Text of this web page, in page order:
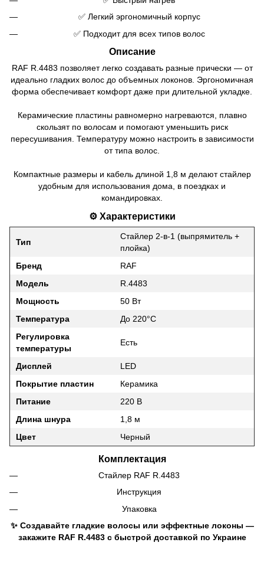
✅ Легкий эргономичный корпус
✅ Подходит для всех типов волос
Описание
RAF R.4483 позволяет легко создавать разные прически — от
идеально гладких волос до объемных локонов. Эргономичная
форма обеспечивает комфорт даже при длительной укладке.
Керамические пластины равномерно нагреваются, плавно
скользят по волосам и помогают уменьшить риск
пересушивания. Температуру можно настроить в зависимости
от типа волос.
Компактные размеры и кабель длиной 1,8 м делают стайлер
удобным для использования дома, в поездках и
командировках.
⚙️ Характеристики
Тип
Стайлер 2-в-1 (выпрямитель +
плойка)
Бренд
RAF
Модель
R.4483
Мощность
50 Вт
Температура
До 220°C
Регулировка
температуры
Есть
Дисплей
LED
Покрытие пластин
Керамика
Питание
220 В
Длина шнура
1,8 м
Цвет
Черный
Комплектация
Стайлер RAF R.4483
Инструкция
Упаковка
✨ Создавайте гладкие волосы или эффектные локоны —
закажите RAF R.4483 с быстрой доставкой по Украине